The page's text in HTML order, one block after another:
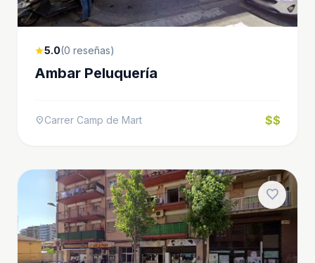
star5.0(0 reseñas)
Ambar Peluquería
location_onCarrer Camp de Mart $$
favorite